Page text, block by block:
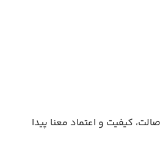
کیفیت و اعتماد معنا پیدا